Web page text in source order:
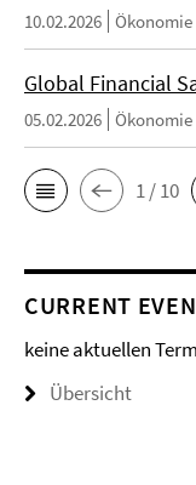
10.02.2026 Ökonomie
Global Financial
05.02.2026 Ökonomie
1 / 10
CURRENT
keine aktuellen
Übersicht